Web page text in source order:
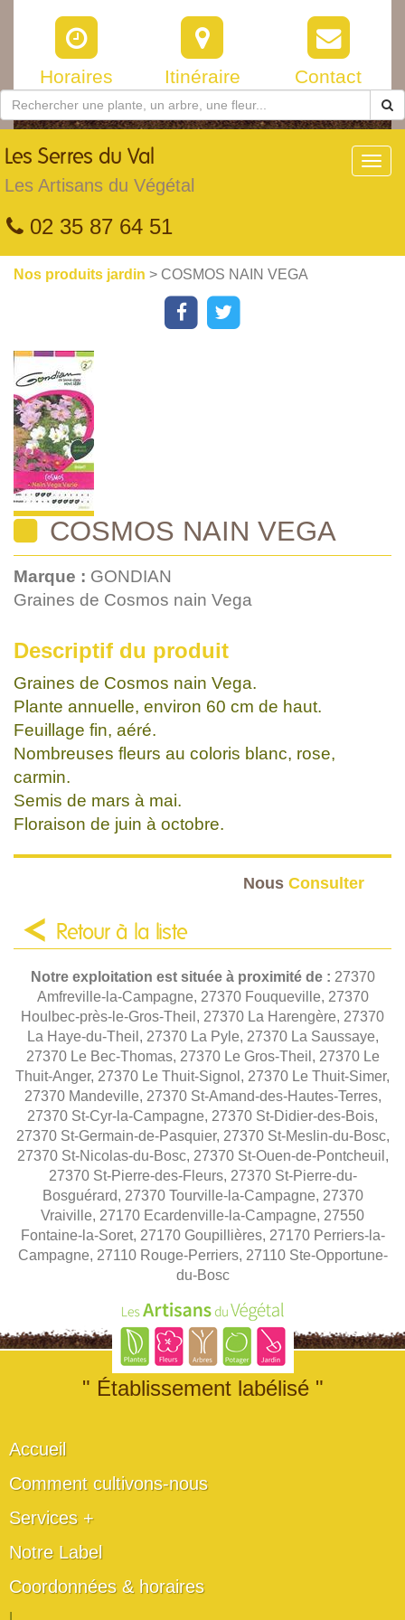
Horaires Itinéraire Contact
Les Serres du Val
Les Artisans du Végétal
02 35 87 64 51
Nos produits jardin > COSMOS NAIN VEGA
COSMOS NAIN VEGA
Marque : GONDIAN
Graines de Cosmos nain Vega
Descriptif du produit
Graines de Cosmos nain Vega.
Plante annuelle, environ 60 cm de haut.
Feuillage fin, aéré.
Nombreuses fleurs au coloris blanc, rose,
carmin.
Semis de mars à mai.
Floraison de juin à octobre.
Nous Consulter
Retour à la liste
Notre exploitation est située à proximité de : 27370
Amfreville-la-Campagne, 27370 Fouqueville, 27370
Houlbec-près-le-Gros-Theil, 27370 La Harengère, 27370
La Haye-du-Theil, 27370 La Pyle, 27370 La Saussaye,
27370 Le Bec-Thomas, 27370 Le Gros-Theil, 27370 Le
Thuit-Anger, 27370 Le Thuit-Signol, 27370 Le Thuit-Simer,
27370 Mandeville, 27370 St-Amand-des-Hautes-Terres,
27370 St-Cyr-la-Campagne, 27370 St-Didier-des-Bois,
27370 St-Germain-de-Pasquier, 27370 St-Meslin-du-Bosc,
27370 St-Nicolas-du-Bosc, 27370 St-Ouen-de-Pontcheuil,
27370 St-Pierre-des-Fleurs, 27370 St-Pierre-du-
Bosguérard, 27370 Tourville-la-Campagne, 27370
Vraiville, 27170 Ecardenville-la-Campagne, 27550
Fontaine-la-Soret, 27170 Goupillières, 27170 Perriers-la-
Campagne, 27110 Rouge-Perriers, 27110 Ste-Opportune-
du-Bosc
" Établissement labélisé "
Accueil
Comment cultivons-nous
Services +
Notre Label
Coordonnées & horaires